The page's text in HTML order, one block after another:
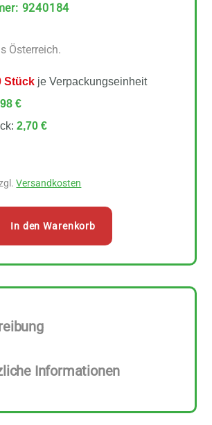
: 9240184
Österreich.
Stück je Verpackungseinheit
€
2,70 €
Versandkosten
In den Warenkorb
Informationen